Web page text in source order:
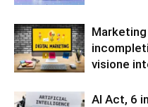
visione
AI Act, 6